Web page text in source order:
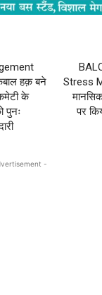
हक़ बने
के
पुनः
Stress
पर
-